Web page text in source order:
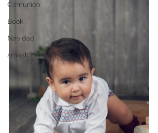
Comunión
Book
Navidad
smash cake